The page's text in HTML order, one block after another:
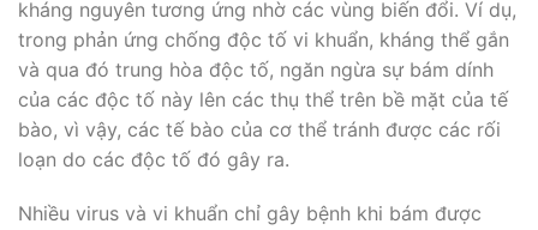
kháng nguyên tương ứng nhờ các vùng biến đổi. Ví dụ,
trong phản ứng chống độc tố vi khuẩn, kháng thể gắn
và qua đó trung hòa độc tố, ngăn ngừa sự bám dính
của các độc tố này lên các thụ thể trên bề mặt của tế
bào, vì vậy, các tế bào của cơ thể tránh được các rối
loạn do các độc tố đó gây ra.
Nhiều virus và vi khuẩn chỉ gây bệnh khi bám được